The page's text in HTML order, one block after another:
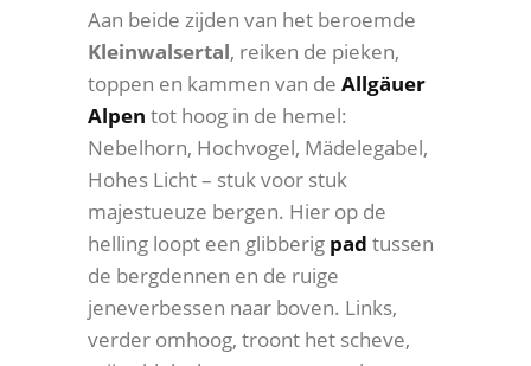
Aan beide zijden van het beroemde
Kleinwalsertal, reiken de pieken,
toppen en kammen van de Allgäuer
Alpen tot hoog in de hemel:
Nebelhorn, Hochvogel, Mädelegabel,
Hohes Licht – stuk voor stuk
majestueuze bergen. Hier op de
helling loopt een glibberig pad tussen
de bergdennen en de ruige
jeneverbessen naar boven. Links,
verder omhoog, troont het scheve,